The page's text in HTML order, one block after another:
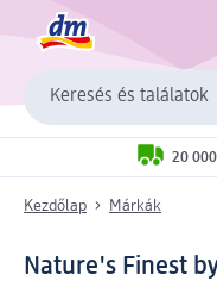
Keresés és találatok
20
Kezdőlap Márkák
Nature's Finest